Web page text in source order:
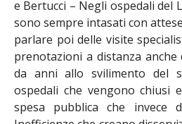
e Bertucci – Negli ospedali del
sono sempre intasati con
parlare poi delle visite
prenotazioni a distanza anche
da anni allo svilimento del
ospedali che vengono chiusi
spesa pubblica che invece